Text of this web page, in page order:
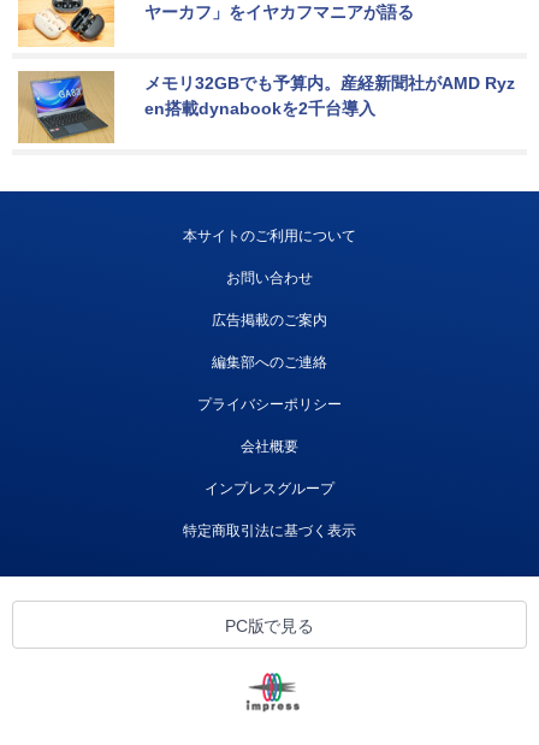
ヤーカフ」をイヤカフマニアが語る
メモリ32GBでも予算内。産経新聞社がAMD Ryz
en搭載dynabookを2千台導入
本サイトのご利用について
お問い合わせ
広告掲載のご案内
編集部へのご連絡
プライバシーポリシー
会社概要
インプレスグループ
特定商取引法に基づく表示
PC版で見る